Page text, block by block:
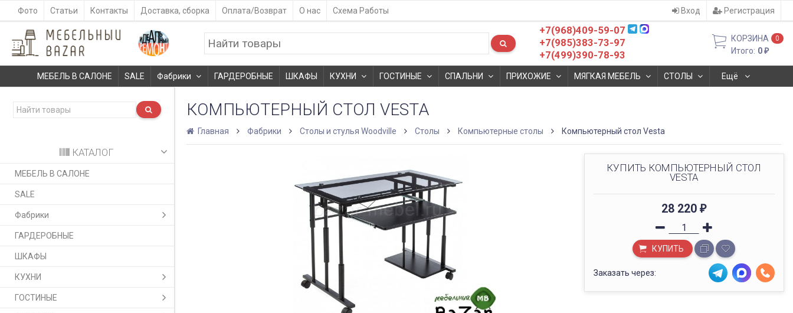
Фото Статьи Контакты Доставка, сборка Оплата/Возврат О нас Схема Работы Вход Регистрация
+7(968)409-59-07
+7(985)383-73-97
+7(499)390-78-93
КОРЗИНА 0
Итого: 0₽
МЕБЕЛЬ В САЛОНЕ SALE Фабрики ГАРДЕРОБНЫЕ ШКАФЫ КУХНИ ГОСТИНЫЕ СПАЛЬНИ ПРИХОЖИЕ МЯГКАЯ МЕБЕЛЬ СТОЛЫ Ещё
КАТАЛОГ
МЕБЕЛЬ В САЛОНЕ
SALE
Фабрики
ГАРДЕРОБНЫЕ
ШКАФЫ
КУХНИ
ГОСТИНЫЕ
КОМПЬЮТЕРНЫЙ СТОЛ VESTA
Главная Фабрики Столы и стулья Woodville Столы Компьютерные столы Компьютерный стол Vesta
КУПИТЬ КОМПЬЮТЕРНЫЙ СТОЛ
VESTA
28 220₽
КУПИТЬ
Заказать через: